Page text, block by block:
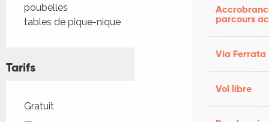
parcours
Via Ferrata
Vol libre
poubelles
tables de pique-nique
Tarifs
Tarifs 2026
Gratuit